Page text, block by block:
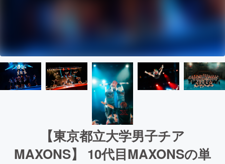
【東京都立大学男子チア
MAXONS】 10代目MAXONSの単